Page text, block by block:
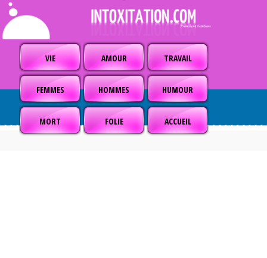
VIE AMOUR TRAVAIL
FEMMES HOMMES HUMOUR
MORT FOLIE ACCUEIL